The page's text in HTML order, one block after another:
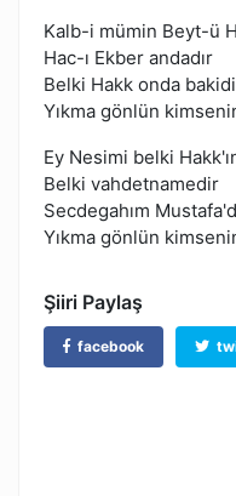
Kalb-i mümin Beyt-ü
Hac-ı Ekber andadır
Belki Hakk onda
Yıkma gönlün
Ey Nesimi belki
Belki vahdetnamedir
Secdegahım
Yıkma gönlün
Şiiri Paylaş
facebook